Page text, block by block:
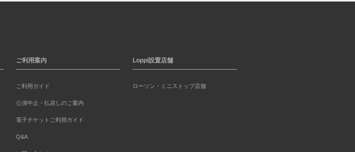
ご利用案内
ご利用ガイド
公演中止・払戻しのご案内
電子チケットご利用ガイド
Q&A
Loppi設置店舗
ローソン・ミニストップ店舗